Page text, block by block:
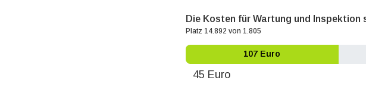
Die Kosten für Wartung und Inspektion
Platz 14.892 von 1.805
107 Euro
45 Euro